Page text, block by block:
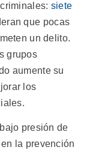
siete
que pocas
un delito.
grupos
aumente su
los
presión de
la prevención